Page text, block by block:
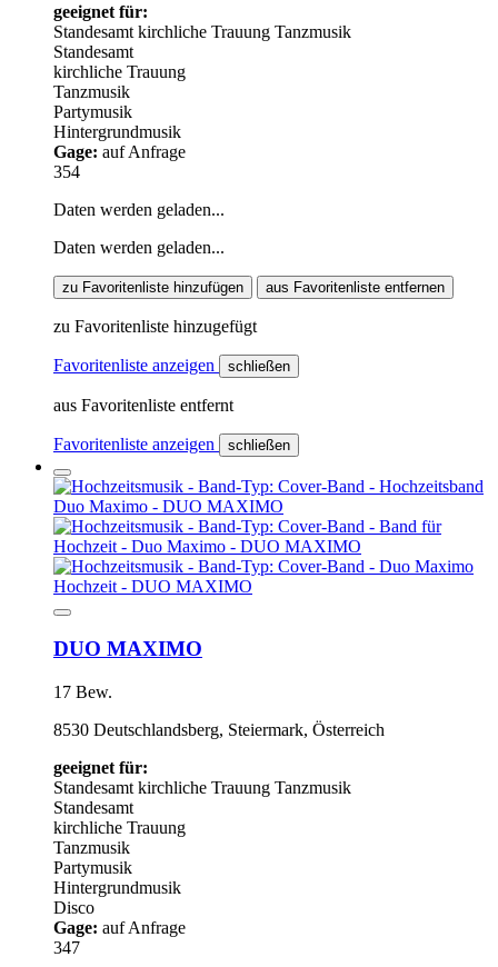
geeignet für:
Standesamt kirchliche Trauung Tanzmusik
Standesamt
kirchliche Trauung
Tanzmusik
Partymusik
Hintergrundmusik
Gage: auf Anfrage
354
Daten werden geladen...
Daten werden geladen...
zu Favoritenliste hinzufügen aus Favoritenliste entfernen
zu Favoritenliste hinzugefügt
Favoritenliste anzeigen schließen
aus Favoritenliste entfernt
Favoritenliste anzeigen schließen
DUO MAXIMO
17 Bew.
8530 Deutschlandsberg, Steiermark, Österreich
geeignet für:
Standesamt kirchliche Trauung Tanzmusik
Standesamt
kirchliche Trauung
Tanzmusik
Partymusik
Hintergrundmusik
Disco
Gage: auf Anfrage
347